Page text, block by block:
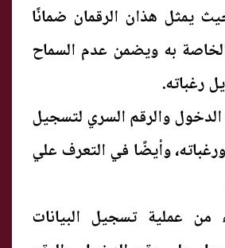
يمثل هذان الرقمان ضمانًا
الخاصة به ويضمن عدم السماح
رغباته.
والرقم السري لتسجيل
ورغباته، وأيضًا في التعرف علي
من عملية تسجيل البيانات